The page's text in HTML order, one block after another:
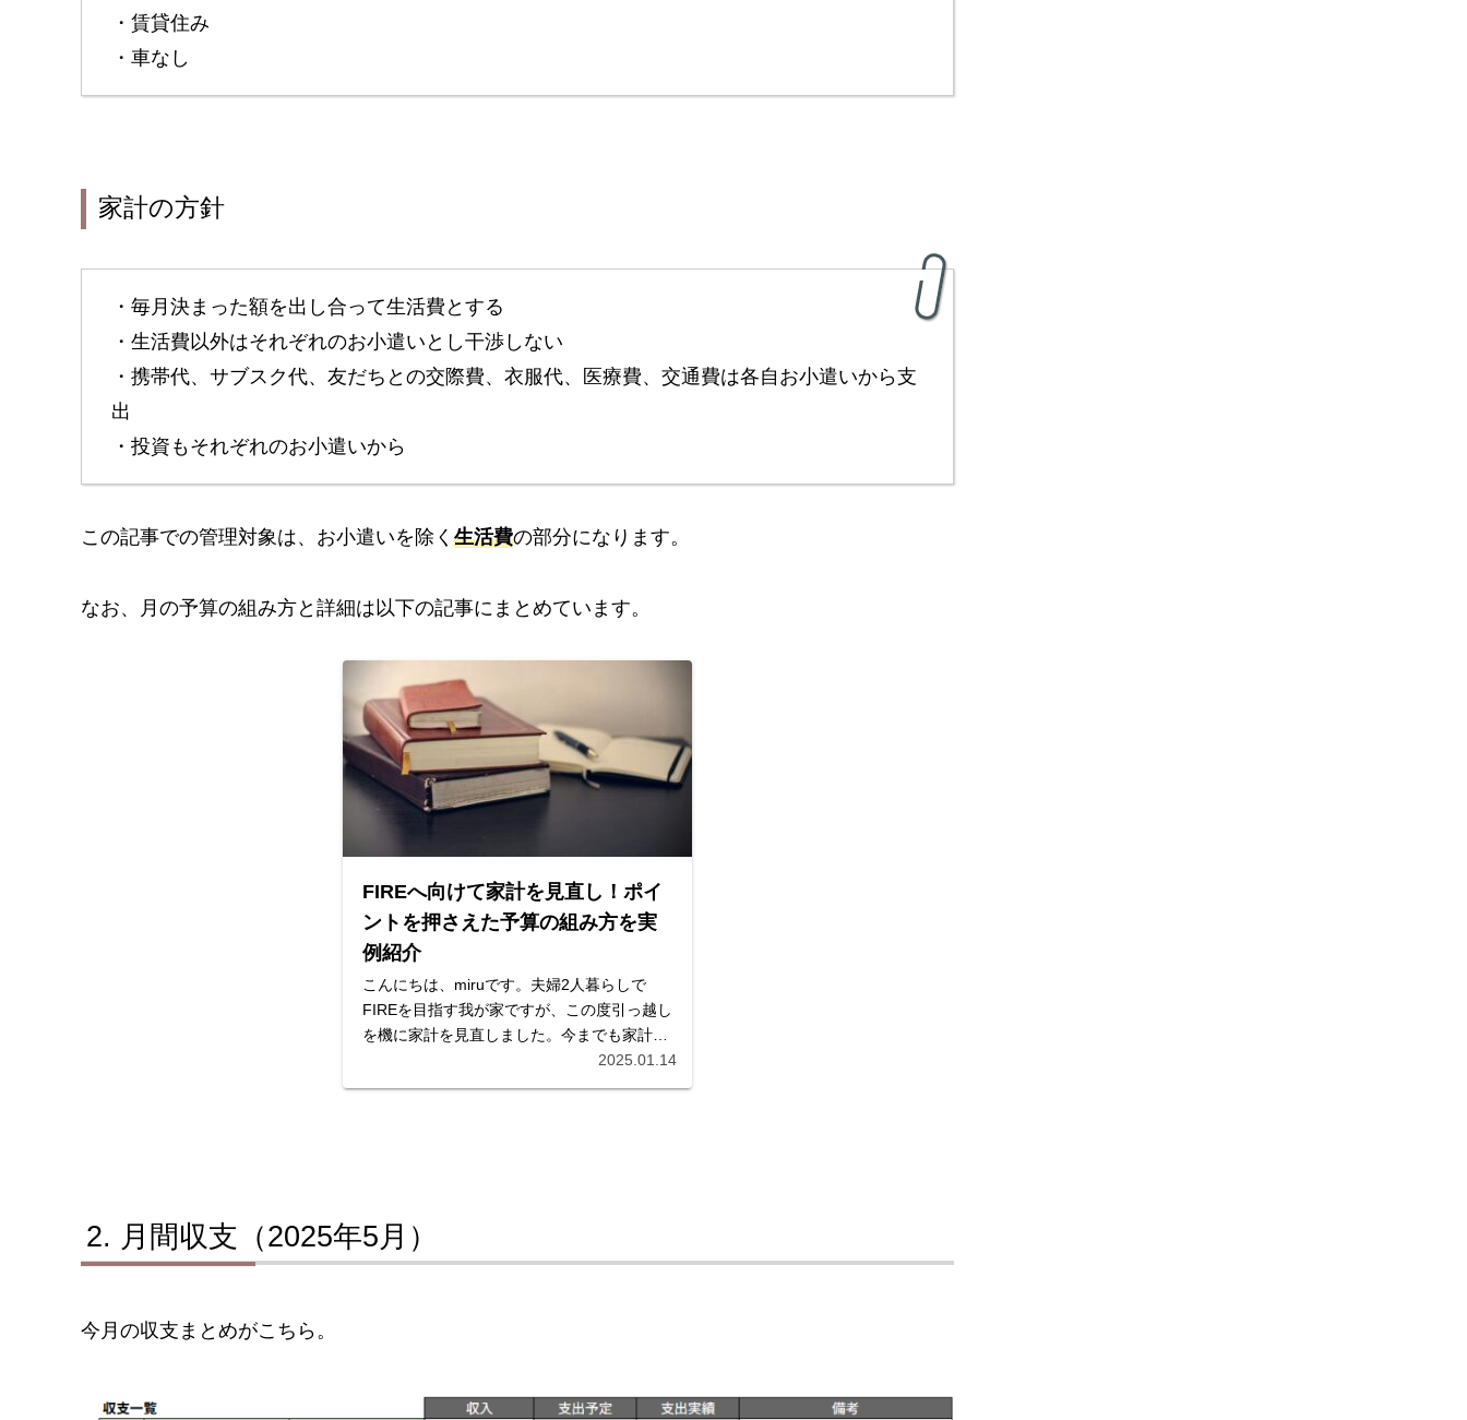
・賃貸住み
・車なし
家計の方針
・毎月決まった額を出し合って生活費とする
・生活費以外はそれぞれのお小遣いとし干渉しない
・携帯代、サブスク代、友だちとの交際費、衣服代、医療費、交通費は各自お小遣いから支
出
・投資もそれぞれのお小遣いから
この記事での管理対象は、お小遣いを除く 生活費の部分になります。
なお、月の予算の組み方と詳細は以下の記事にまとめています。
FIREへ向けて家計を見直し！ポイ
ントを押さえた予算の組み方を実
例紹介
こんにちは、miruです。夫婦2人暮らしで
FIREを目指す我が家ですが、この度引っ越し
を機に家計を見直しました。今までも家計簿
はつけていたものの、扱いに困っていたのが
年払いの保険料や家電の買い替え費用など、
2025.01.14
月間収支（2025年5月）
今月の収支まとめがこちら。